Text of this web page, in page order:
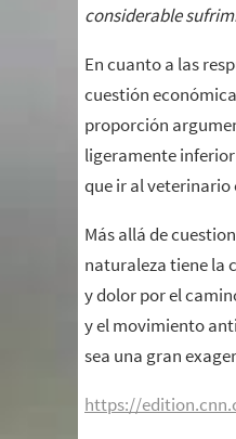
considerable
En cuanto a las
cuestión
proporción
ligeramente inferior
que ir al veterinario
Más allá de
naturaleza tiene la
y dolor por el
y el movimiento
sea una gran
https://